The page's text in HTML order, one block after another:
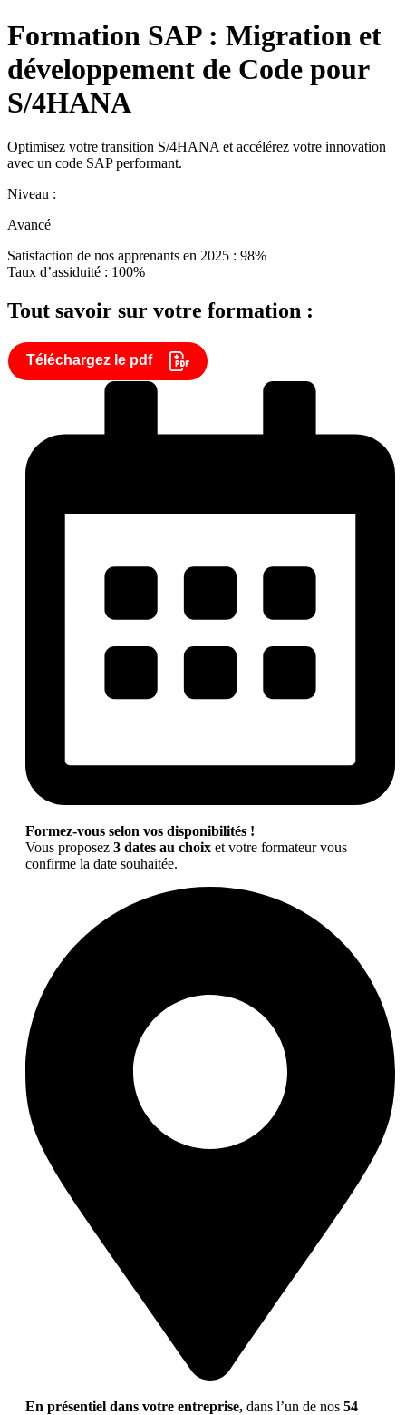
Formation SAP : Migration et
développement de Code pour
S/4HANA
Optimisez votre transition S/4HANA et accélérez votre innovation
avec un code SAP performant.
Niveau :
Avancé
Satisfaction de nos apprenants en 2025 : 98%
Taux d’assiduité : 100%
Tout savoir sur votre formation :
Téléchargez le pdf
Formez-vous selon vos disponibilités !
Vous proposez 3 dates au choix et votre formateur vous
confirme la date souhaitée.
En présentiel dans votre entreprise, dans l’un de nos 54